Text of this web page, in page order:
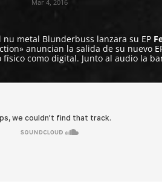
Mar 4, 2016
nu metal Blunderbuss lanzara su EP
anuncian la salida de su nuevo
como digital. Junto al audio la